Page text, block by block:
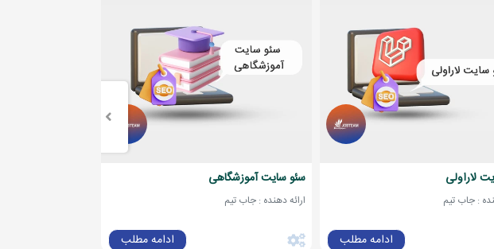
لاراولی
: جاب تیم
ادامه مطلب
سئو سایت آموزشگاهی
ارائه دهنده : جاب تیم
ادامه مطلب